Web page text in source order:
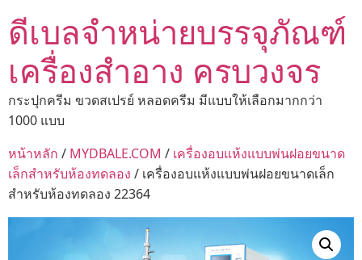
ดีเบลจำหน่ายบรรจุภัณฑ์
เครื่องสำอาง ครบวงจร
กระปุกครีม ขวดสเปรย์ หลอดครีม มีแบบให้เลือกมากกว่า
1000 แบบ
หน้าหลัก / MYDBALE.COM / เครื่องอบแห้งแบบพ่นฝอยขนาด
เล็กสำหรับห้องทดลอง / เครื่องอบแห้งแบบพ่นฝอยขนาดเล็ก
สำหรับห้องทดลอง 22364